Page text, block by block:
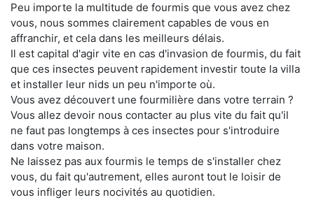
Peu importe la multitude de fourmis que vous avez chez
vous, nous sommes clairement capables de vous en
affranchir, et cela dans les meilleurs délais.
Il est capital d'agir vite en cas d'invasion de fourmis, du fait
que ces insectes peuvent rapidement investir toute la villa
et installer leur nids un peu n'importe où.
Vous avez découvert une fourmilière dans votre terrain ?
Vous allez devoir nous contacter au plus vite du fait qu'il
ne faut pas longtemps à ces insectes pour s'introduire
dans votre maison.
Ne laissez pas aux fourmis le temps de s'installer chez
vous, du fait qu'autrement, elles auront tout le loisir de
vous infliger leurs nocivités au quotidien.